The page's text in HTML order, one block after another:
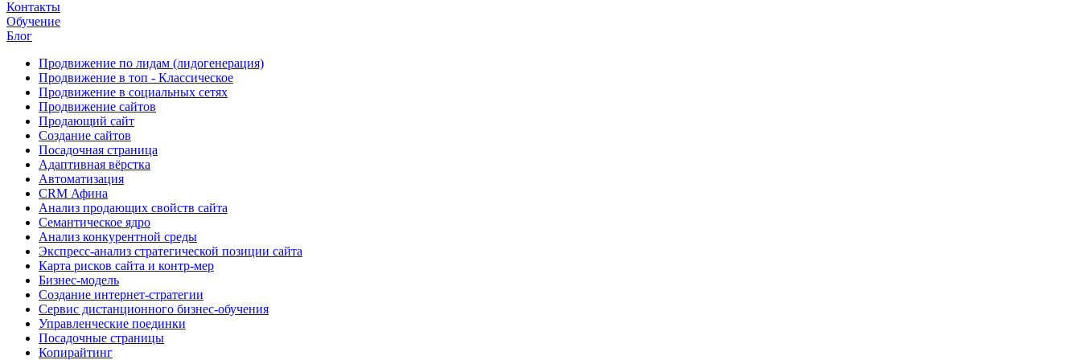
Контакты
Обучение
Блог
Продвижение по лидам (лидогенерация)
Продвижение в топ - Классическое
Продвижение в социальных сетях
Продвижение сайтов
Продающий сайт
Создание сайтов
Посадочная страница
Адаптивная вёрстка
Автоматизация
CRM Афина
Анализ продающих свойств сайта
Семантическое ядро
Анализ конкурентной среды
Экспресс-анализ стратегической позиции сайта
Карта рисков сайта и контр-мер
Бизнес-модель
Создание интернет-стратегии
Сервис дистанционного бизнес-обучения
Управленческие поединки
Посадочные страницы
Копирайтинг